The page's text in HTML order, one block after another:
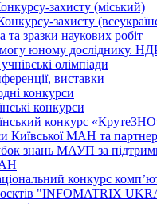
захисту (міський)
захисту
та зразки наукових робіт
юному досліднику.
олімпіади
виставки
конкурси
конкурси
конкурс
Київської МАН та
знань МАУП за
конкурс
"INFOMATRIX